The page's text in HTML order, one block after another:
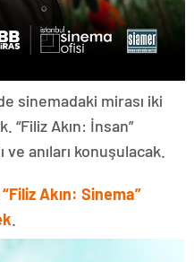
sinemadaki mirası iki
“Filiz Akın: İnsan”
anıları konuşulacak.
Akın: Sinema”